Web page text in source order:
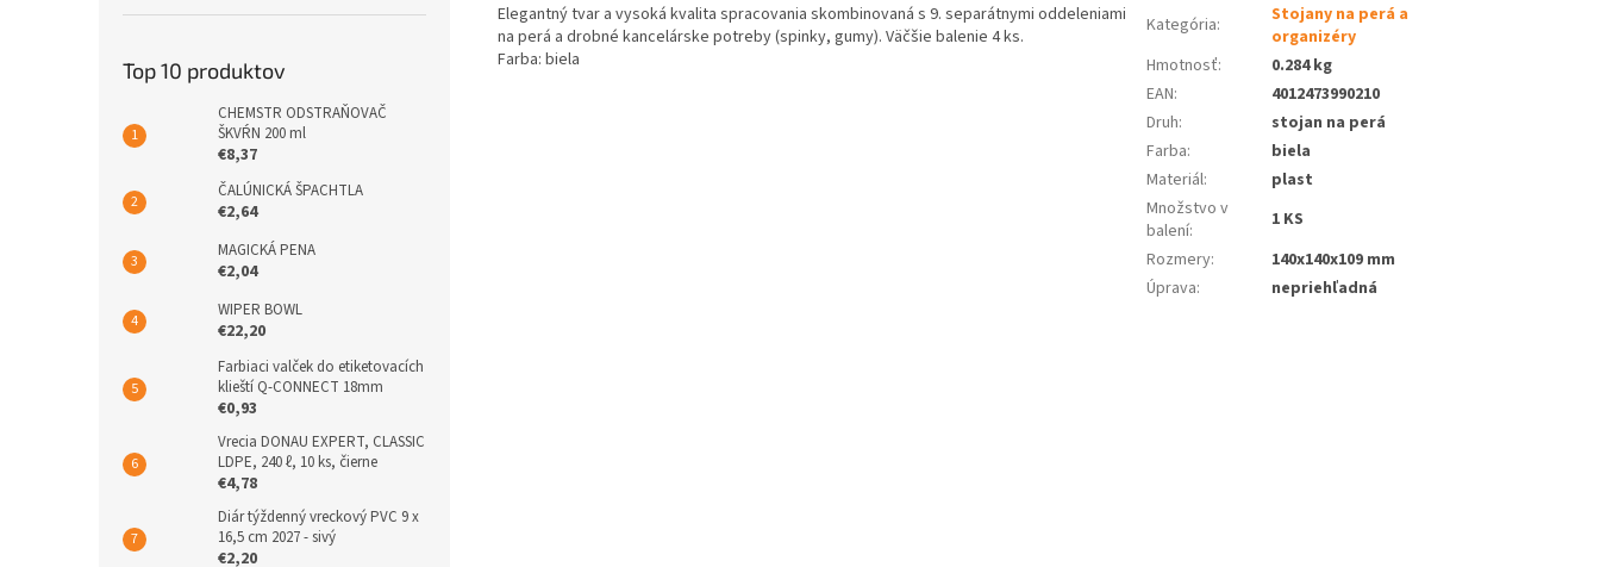
Top 10 produktov
CHEMSTR ODSTRAŇOVAČ
ŠKVŔN 200 ml
€8,37
ČALÚNICKÁ ŠPACHTLA
€2,64
MAGICKÁ PENA
€2,04
WIPER BOWL
€22,20
Farbiaci valček do etiketovacích
klieští Q-CONNECT 18mm
€0,93
Vrecia DONAU EXPERT, CLASSIC
LDPE, 240 ℓ, 10 ks, čierne
€4,78
Diár týždenný vreckový PVC 9 x
16,5 cm 2027 - sivý
€2,20
Elegantný tvar a vysoká kvalita spracovania skombinovaná s 9. separátnymi oddeleniami
na perá a drobné kancelárske potreby (spinky, gumy). Väčšie balenie 4 ks.
Farba: biela
Kategória:
Stojany na perá a
organizéry
Hmotnosť:
0.284 kg
EAN:
4012473990210
Druh:
stojan na perá
Farba:
biela
Materiál:
plast
Množstvo v
balení:
1 KS
Rozmery:
140x140x109 mm
Úprava: nepriehľadná